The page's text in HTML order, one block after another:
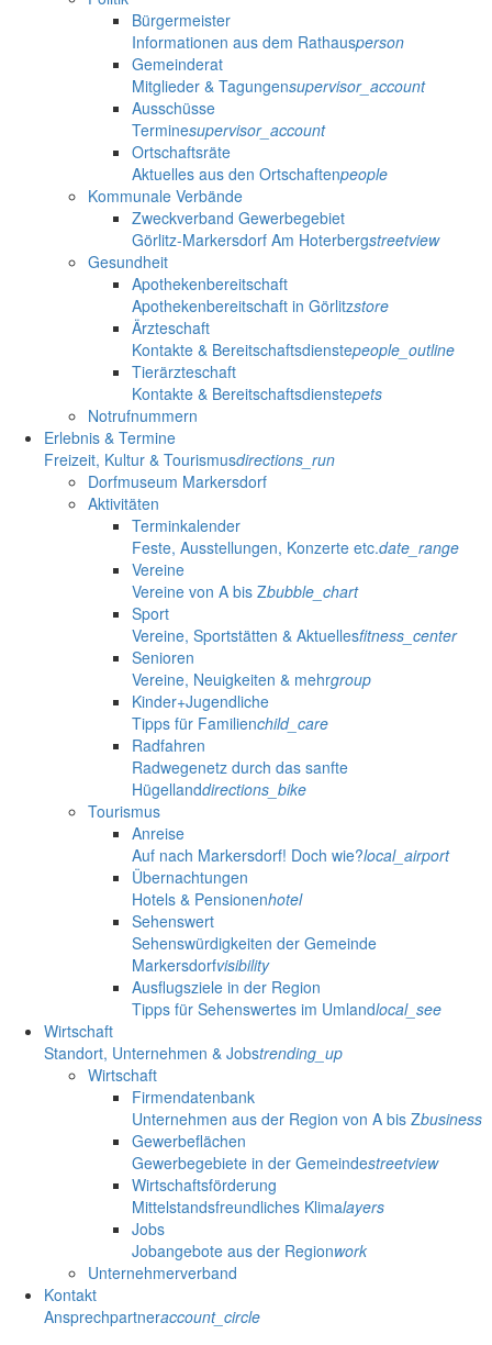
Bürgermeister
Informationen aus dem Rathausperson
Gemeinderat
Mitglieder & Tagungensupervisor_account
Ausschüsse
Terminesupervisor_account
Ortschaftsräte
Aktuelles aus den Ortschaftenpeople
Kommunale Verbände
Zweckverband Gewerbegebiet
Görlitz-Markersdorf Am Hoterbergstreetview
Gesundheit
Apothekenbereitschaft
Apothekenbereitschaft in Görlitzstore
Ärzteschaft
Kontakte & Bereitschaftsdienstepeople_outline
Tierärzteschaft
Kontakte & Bereitschaftsdienstepets
Notrufnummern
Erlebnis & Termine
Freizeit, Kultur & Tourismusdirections_run
Dorfmuseum Markersdorf
Aktivitäten
Terminkalender
Feste, Ausstellungen, Konzerte etc.date_range
Vereine
Vereine von A bis Zbubble_chart
Sport
Vereine, Sportstätten & Aktuellesfitness_center
Senioren
Vereine, Neuigkeiten & mehrgroup
Kinder+Jugendliche
Tipps für Familienchild_care
Radfahren
Radwegenetz durch das sanfte
Hügellanddirections_bike
Tourismus
Anreise
Auf nach Markersdorf! Doch wie?local_airport
Übernachtungen
Hotels & Pensionenhotel
Sehenswert
Sehenswürdigkeiten der Gemeinde
Markersdorfvisibility
Ausflugsziele in der Region
Tipps für Sehenswertes im Umlandlocal_see
Wirtschaft
Standort, Unternehmen & Jobstrending_up
Wirtschaft
Firmendatenbank
Unternehmen aus der Region von A bis Zbusiness
Gewerbeflächen
Gewerbegebiete in der Gemeindestreetview
Wirtschaftsförderung
Mittelstandsfreundliches Klimalayers
Jobs
Jobangebote aus der Regionwork
Unternehmerverband
Kontakt
Ansprechpartneraccount_circle